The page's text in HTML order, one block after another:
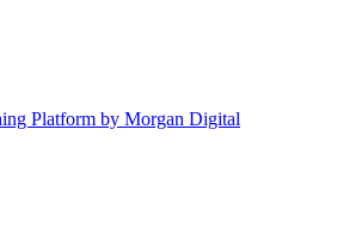
Platform by Morgan Digital